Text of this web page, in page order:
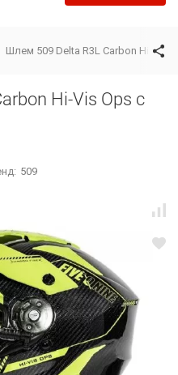
Шлем 509 Delta R3L Carbon Hi-Vis
Hi-Vis Ops с
509